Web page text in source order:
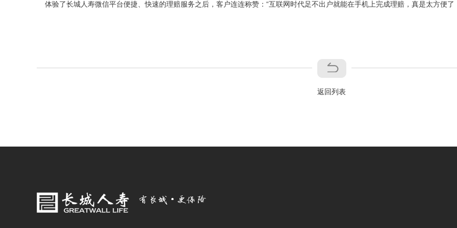
体验了长城人寿微信平台便捷、快速的理赔服务之后，客户连连称赞：“互联网时代足不出户就能在手机上完成理赔，真是太方便了
返回列表